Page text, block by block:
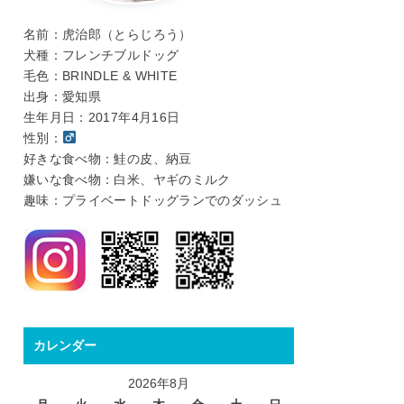
名前：虎治郎（とらじろう）
犬種：フレンチブルドッグ
毛色：BRINDLE & WHITE
出身：愛知県
生年月日：2017年4月16日
性別：
好きな食べ物：鮭の皮、納豆
嫌いな食べ物：白米、ヤギのミルク
趣味：プライベートドッグランでのダッシュ
カレンダー
2026年8月